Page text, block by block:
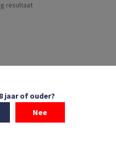
resultaat
jaar of ouder?
Nee